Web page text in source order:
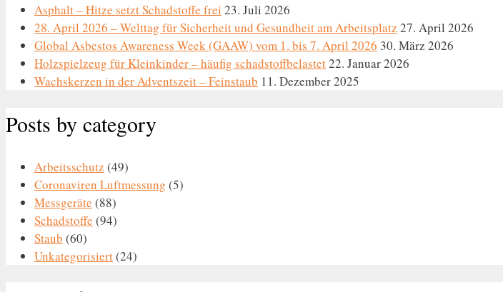
Asphalt – Hitze setzt Schadstoffe frei 23. Juli 2026
28. April 2026 – Welttag für Sicherheit und Gesundheit am Arbeitsplatz 27. April 2026
Global Asbestos Awareness Week (GAAW) vom 1. bis 7. April 2026 30. März 2026
Holzspielzeug für Kleinkinder – häufig schadstoffbelastet22. Januar 2026
Wachskerzen in der Adventszeit – Feinstaub 11. Dezember 2025
Posts by category
Arbeitsschutz (49)
Coronaviren Luftmessung (5)
Messgeräte (88)
Schadstoffe (94)
Staub (60)
Unkategorisiert(24)